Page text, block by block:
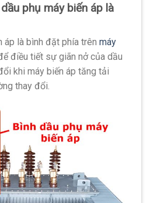
phụ máy biến áp là
áp là bình đặt phía trên máy
điều tiết sự giãn nở của dầu
khi máy biến áp tăng tải
thay đổi.